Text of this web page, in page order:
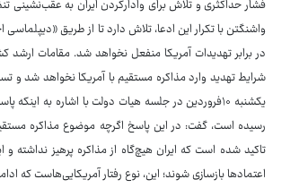
فشار حداکثری و تلاش برای وادارکردن ایران به
واشنگتن با تکرار این ادعا، تلاش دارد تا از طریق
در برابر تهدیدات آمریکا منفعل نخواهد شد. مقامات ارشد
شرایط تهدید وارد مذاکره مستقیم با آمریکا نخواهد شد و
یکشنبه ۱۰فروردین‌ در جلسه هیات دولت با اشاره به
رسیده است، گفت: در این پاسخ اگرچه موضوع مذاکره
تاکید شده است که ایران هیچ‌گاه از مذاکره پرهیز
اعتمادها بازسازی شوند؛ این، نوع رفتار آمریکایی‌هاست که